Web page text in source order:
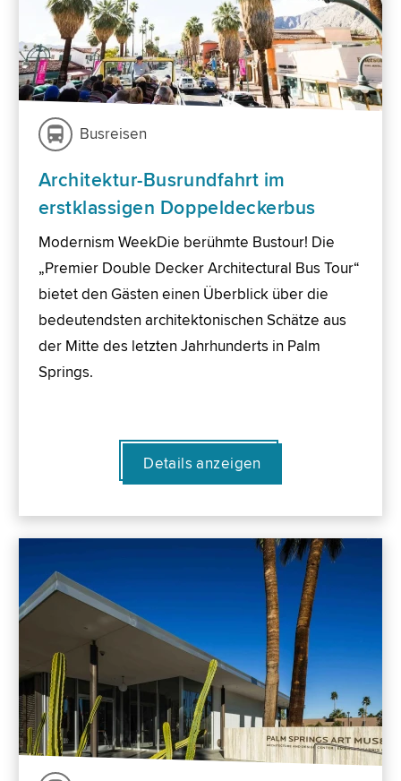
Busreisen
Architektur-Busrundfahrt im
erstklassigen Doppeldeckerbus
Modernism WeekDie berühmte Bustour! Die
„Premier Double Decker Architectural Bus Tour“
bietet den Gästen einen Überblick über die
bedeutendsten architektonischen Schätze aus
der Mitte des letzten Jahrhunderts in Palm
Springs.
Details anzeigen